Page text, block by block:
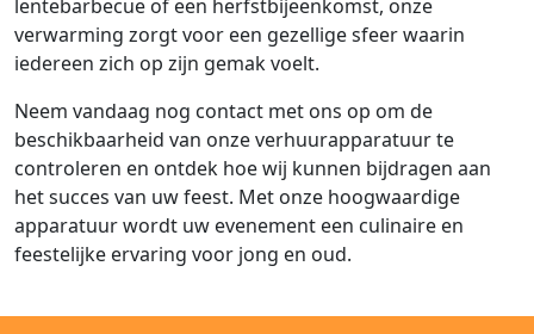
lentebarbecue of een herfstbijeenkomst, onze
verwarming zorgt voor een gezellige sfeer waarin
iedereen zich op zijn gemak voelt.
Neem vandaag nog contact met ons op om de
beschikbaarheid van onze verhuurapparatuur te
controleren en ontdek hoe wij kunnen bijdragen aan
het succes van uw feest. Met onze hoogwaardige
apparatuur wordt uw evenement een culinaire en
feestelijke ervaring voor jong en oud.